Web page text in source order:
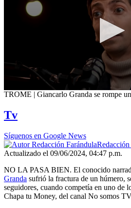
0
of
1
32
seconds
TROME | Giancarlo Granda se rompe
Tv
Síguenos en Google News
Actualizado el 09/06/2024, 04:47 p.m.
NO LA PASA BIEN. El conocido
Granda sufrió la fractura de un húmero,
seguidores, cuando competía en uno de
Chapa tu Money, del canal No somos